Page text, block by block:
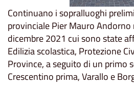
Continuano i sopralluoghi
provinciale Pier Mauro
dicembre 2021 cui sono state
Edilizia scolastica, Protezione
Province, a seguito di un primo
Crescentino prima, Varallo e